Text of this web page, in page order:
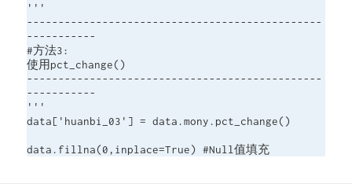
'''
-----------------------------------------------
-----------
#方法3:
使用pct_change()
-----------------------------------------------
-----------
'''
data['huanbi_03'] = data.mony.pct_change()
data.fillna(0,inplace=True) #Null值填充